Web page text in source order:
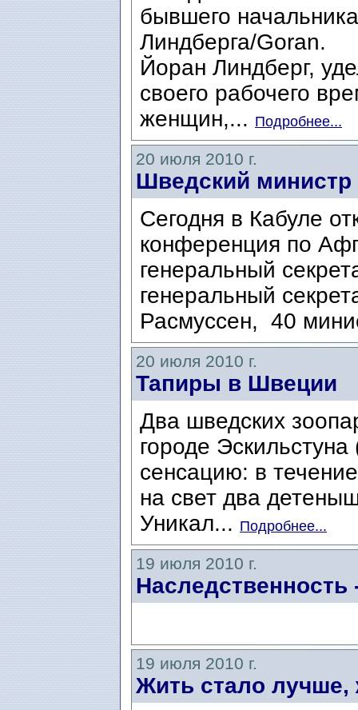
бывшего
Линдберга/Goran.
Йоран Линдберг,
своего рабочего
женщин,... Подробнее...
20 июля 2010 г.
Шведский министр
Сегодня в Кабуле
конференция по
генеральный
генеральный
Расмуссен, 40
20 июля 2010 г.
Тапиры в Швеции
Два шведских
городе
сенсацию: в
на свет два
Уникал... Подробнее...
19 июля 2010 г.
Наследственность
19 июля 2010 г.
Жить стало лучше,